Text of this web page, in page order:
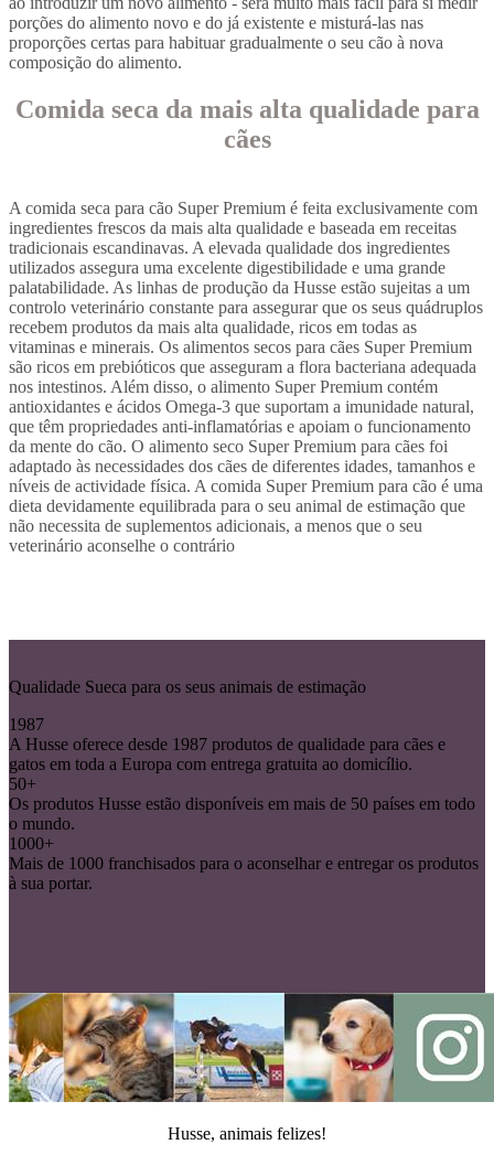
porções do alimento novo e do já existente e misturá-las nas
proporções certas para habituar gradualmente o seu cão à nova
composição do alimento.
Comida seca da mais alta qualidade para
cães
A comida seca para cão Super Premium é feita exclusivamente com
ingredientes frescos da mais alta qualidade e baseada em receitas
tradicionais escandinavas. A elevada qualidade dos ingredientes
utilizados assegura uma excelente digestibilidade e uma grande
palatabilidade. As linhas de produção da Husse estão sujeitas a um
controlo veterinário constante para assegurar que os seus quádruplos
recebem produtos da mais alta qualidade, ricos em todas as
vitaminas e minerais. Os alimentos secos para cães Super Premium
são ricos em prebióticos que asseguram a flora bacteriana adequada
nos intestinos. Além disso, o alimento Super Premium contém
antioxidantes e ácidos Omega-3 que suportam a imunidade natural,
que têm propriedades anti-inflamatórias e apoiam o funcionamento
da mente do cão. O alimento seco Super Premium para cães foi
adaptado às necessidades dos cães de diferentes idades, tamanhos e
níveis de actividade física. A comida Super Premium para cão é uma
dieta devidamente equilibrada para o seu animal de estimação que
não necessita de suplementos adicionais, a menos que o seu
veterinário aconselhe o contrário
Qualidade Sueca para os seus animais de estimação
1987
A Husse oferece desde 1987 produtos de qualidade para cães e
gatos em toda a Europa com entrega gratuita ao domicílio.
50+
Os produtos Husse estão disponíveis em mais de 50 países em todo
o mundo.
1000+
Mais de 1000 franchisados para o aconselhar e entregar os produtos
à sua portar.
Husse, animais felizes!